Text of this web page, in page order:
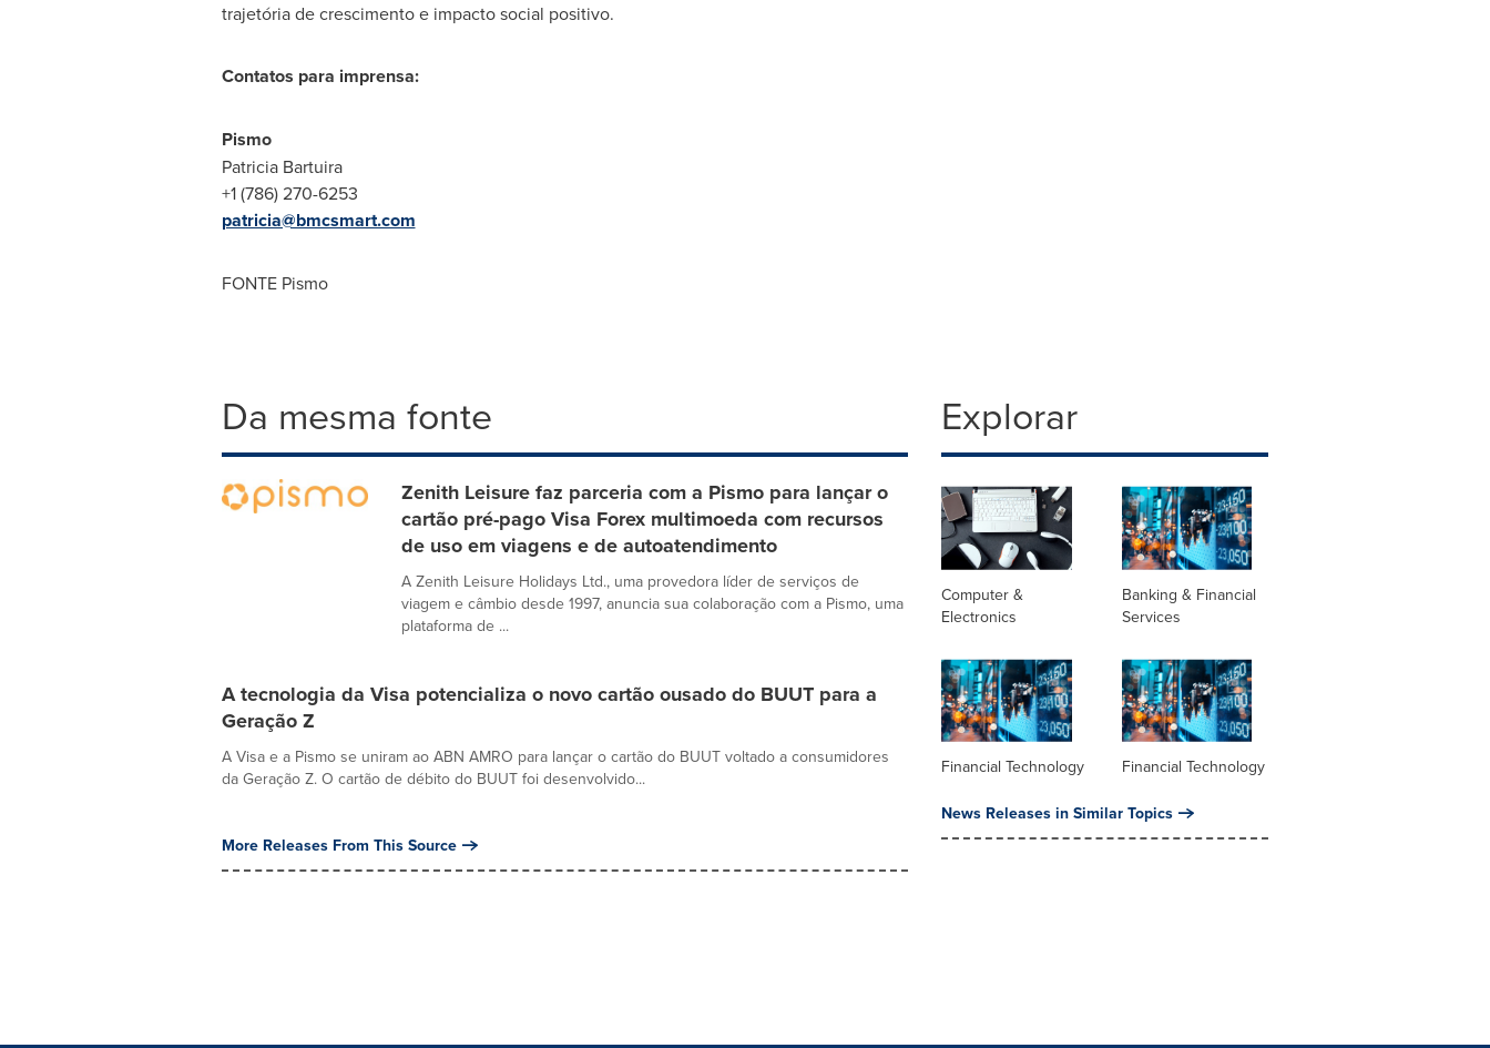
trajetória de crescimento e impacto social positivo.
Contatos para imprensa:
Pismo
Patricia Bartuira
+1 (786) 270-6253
patricia@bmcsmart.com
FONTE Pismo
Da mesma fonte
Zenith Leisure faz parceria com a Pismo para lançar o
cartão pré-pago Visa Forex multimoeda com recursos
de uso em viagens e de autoatendimento
A Zenith Leisure Holidays Ltd., uma provedora líder de serviços de
viagem e câmbio desde 1997, anuncia sua colaboração com a Pismo, uma
plataforma de ...
A tecnologia da Visa potencializa o novo cartão ousado do BUUT para a
Geração Z
A Visa e a Pismo se uniram ao ABN AMRO para lançar o cartão do BUUT voltado a consumidores
da Geração Z. O cartão de débito do BUUT foi desenvolvido...
More Releases From This Source
Explorar
Computer &
Electronics
Banking & Financial
Services
Financial Technology Financial Technology
News Releases in Similar Topics